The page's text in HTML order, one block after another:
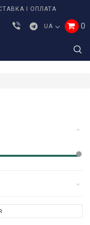
І ОПЛАТА
UA 0